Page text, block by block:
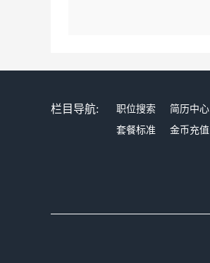
栏目导航: 职位搜索 简历中心
套餐标准
金币充值